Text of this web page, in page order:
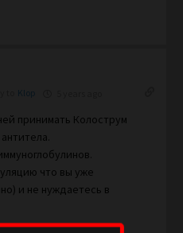
Klop
принимать Колострум
что вы уже
и не нуждаетесь в